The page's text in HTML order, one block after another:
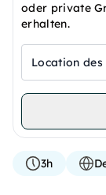
oder private
erhalten.
Location
3h